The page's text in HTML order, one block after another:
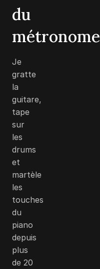
du
métronome
Je
gratte
la
guitare,
tape
sur
les
drums
et
martèle
les
touches
du
piano
depuis
plus
de 20